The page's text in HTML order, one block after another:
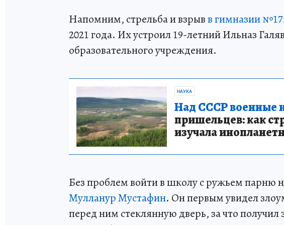
Напомним, стрельба и взрывв гимназии
2021 года. Их устроил 19-летний Ильназ
образовательного учреждения.
НАУКА
Над СССР военные
пришельцев: как
изучала
Без проблем войти в школу с ружьем парню
Мулланур Мустафин. Он первым увидел
перед ним стеклянную дверь, за что